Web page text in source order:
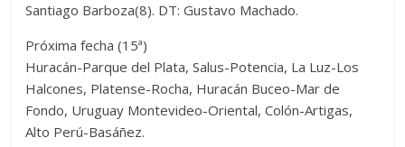
Santiago Barboza(8). DT: Gustavo Machado.
Próxima fecha (15ª)
Huracán-Parque del Plata, Salus-Potencia, La Luz-Los
Halcones, Platense-Rocha, Huracán Buceo-Mar de
Fondo, Uruguay Montevideo-Oriental, Colón-Artigas,
Alto Perú-Basáñez.